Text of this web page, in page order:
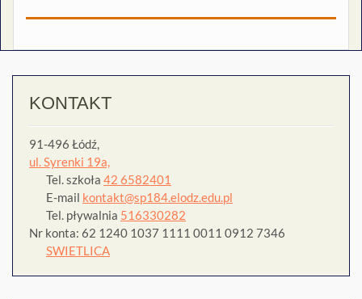
KONTAKT
91-496 Łódź,
ul. Syrenki 19a,
Tel. szkoła 42 6582401
E-mail kontakt@sp184.elodz.edu.pl
Tel. pływalnia 516330282
Nr konta: 62 1240 1037 1111 0011 0912 7346
SWIETLICA